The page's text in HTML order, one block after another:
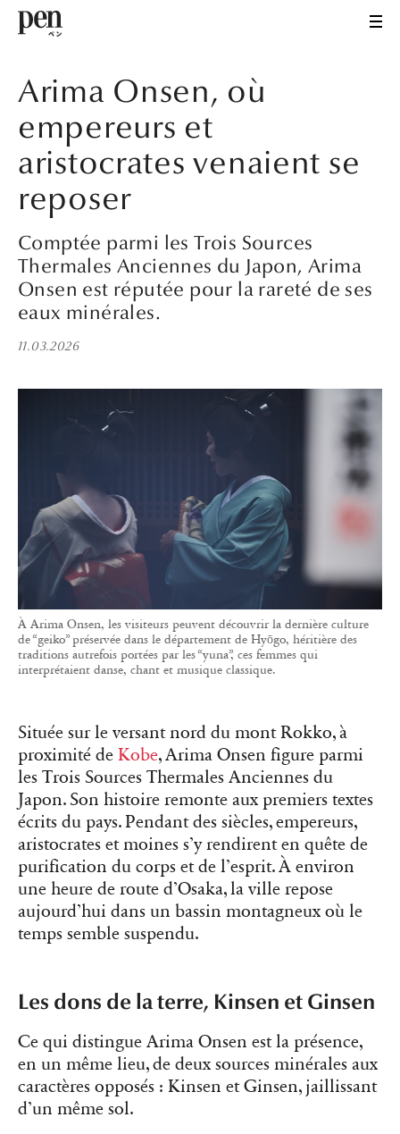
Arima Onsen, où
empereurs et
aristocrates venaient se
reposer
Comptée parmi les Trois Sources
Thermales Anciennes du Japon, Arima
Onsen est réputée pour la rareté de ses
eaux minérales.
11.03.2026
À Arima Onsen, les visiteurs peuvent découvrir la dernière culture
de “geiko” préservée dans le département de Hyōgo, héritière des
traditions autrefois portées par les “yuna”, ces femmes qui
interprétaient danse, chant et musique classique.
Située sur le versant nord du mont Rokko, à
proximité de Kobe, Arima Onsen figure parmi
les Trois Sources Thermales Anciennes du
Japon. Son histoire remonte aux premiers textes
écrits du pays. Pendant des siècles, empereurs,
aristocrates et moines s’y rendirent en quête de
purification du corps et de l’esprit. À environ
une heure de route d’Osaka, la ville repose
aujourd’hui dans un bassin montagneux où le
temps semble suspendu.
Les dons de la terre, Kinsen et Ginsen
Ce qui distingue Arima Onsen est la présence,
en un même lieu, de deux sources minérales aux
caractères opposés : Kinsen et Ginsen, jaillissant
d’un même sol.